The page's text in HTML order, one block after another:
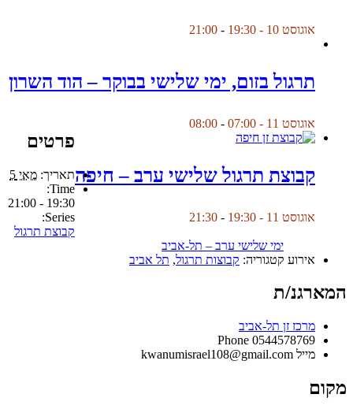
אוגוסט 10 - 19:30 -
21:00
תרגול בזום, ימי שלישי בבוקר – הוד השרון
אוגוסט 11 - 07:00 -
08:00
קבוצת תרגול שלישי ערב – חיפה
אוגוסט 11 - 19:30 -
21:30
פרטים
תאריך: מאי 5
Time:
19:30 - 21:00
Series:
קבוצת תרגול
ימי שלישי ערב – תל-אביב
אירוע קטגוריה: קבוצות תרגול, תל אביב
המארגנ/ת
מרכז זן תל-אביב
Phone 0544578769
מייל kwanumisrael108@gmail.com
מקום